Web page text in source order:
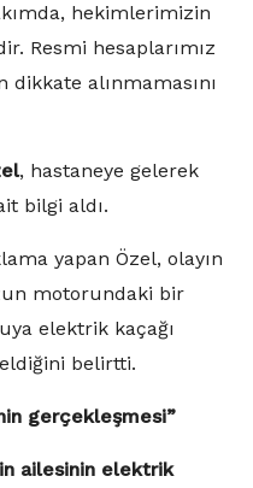
hekimlerimizin
Resmi hesaplarımız
dikkate alınmamasını
, hastaneye gelerek
bilgi aldı.
yapan Özel, olayın
motorundaki bir
elektrik kaçağı
belirtti.
gerçekleşmesi”
ailesinin elektrik